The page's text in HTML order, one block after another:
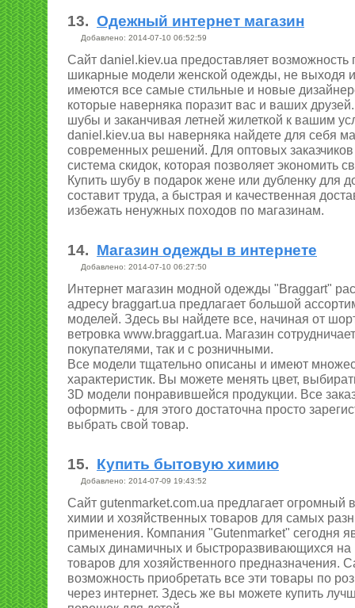
13. Одежный интернет магазин
Добавлено: 2014-07-10 06:52:59
Сайт daniel.kiev.ua предоставляет возможность
шикарные модели женской одежды, не выходя
имеются все самые стильные и новые
которые наверняка поразит вас и ваших
шубы и заканчивая летней жилеткой к вашим
daniel.kiev.ua вы наверняка найдете для себя
современных решений. Для оптовых заказчиков
система скидок, которая позволяет экономить
Купить шубу в подарок жене или дубленку для
составит труда, а быстрая и качественная
избежать ненужных походов по магазинам.
14. Магазин одежды в интернете
Добавлено: 2014-07-10 06:27:50
Интернет магазин модной одежды "Braggart"
адресу braggart.ua предлагает большой
моделей. Здесь вы найдете все, начиная от
ветровка www.braggart.ua. Магазин
покупателями, так и с розничными.
Все модели тщательно описаны и имеют
характеристик. Вы можете менять цвет,
3D модели понравившейся продукции. Все
оформить - для этого достаточна просто
выбрать свой товар.
15. Купить бытовую химию
Добавлено: 2014-07-09 19:43:52
Сайт gutenmarket.com.ua предлагает огромный
химии и хозяйственных товаров для самых
применения. Компания "Gutenmarket" сегодня
самых динамичных и быстроразвивающихся
товаров для хозяйственного предназначения.
возможность приобретать все эти товары по
через интернет. Здесь же вы можете купить